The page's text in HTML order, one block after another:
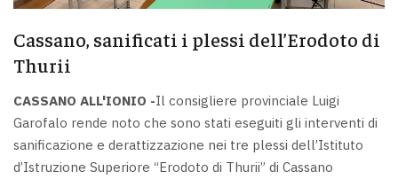
Cassano, sanificati i plessi dell’Erodoto di
Thurii
CASSANO ALL'IONIO -Il consigliere provinciale Luigi
Garofalo rende noto che sono stati eseguiti gli interventi di
sanificazione e derattizzazione nei tre plessi dell’Istituto
d’Istruzione Superiore “Erodoto di Thurii” di Cassano